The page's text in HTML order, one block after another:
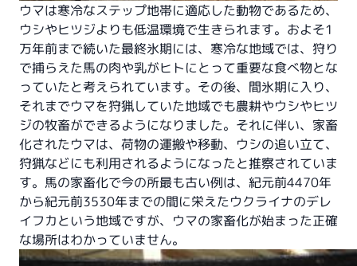
ウマは寒冷なステップ地帯に適応した動物であるため、
ウシやヒツジよりも低温環境で生きられます。およそ1
万年前まで続いた最終氷期には、寒冷な地域では、狩り
で捕らえた馬の肉や乳がヒトにとって重要な食べ物とな
っていたと考えられています。その後、間氷期に入り、
それまでウマを狩猟していた地域でも農耕やウシやヒツ
ジの牧畜ができるようになりました。それに伴い、家畜
化されたウマは、荷物の運搬や移動、ウシの追い立て、
狩猟などにも利用されるようになったと推察されていま
す。馬の家畜化で今の所最も古い例は、紀元前4470年
から紀元前3530年までの間に栄えたウクライナのデレ
イフカという地域ですが、ウマの家畜化が始まった正確
な場所はわかっていません。